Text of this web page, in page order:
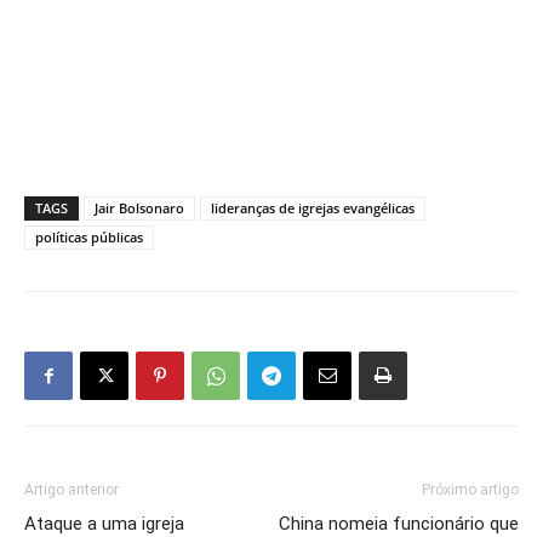
TAGS Jair Bolsonaro
lideranças de igrejas evangélicas
políticas públicas
Artigo anterior
Ataque a uma igreja
Próximo artigo
China nomeia funcionário que